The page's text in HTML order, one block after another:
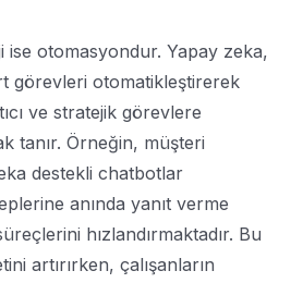
ise otomasyondur. Yapay zeka,
görevleri otomatikleştirerek
ve stratejik görevlere
tanır. Örneğin, müşteri
destekli chatbotlar
anında yanıt verme
hızlandırmaktadır. Bu
artırırken, çalışanların